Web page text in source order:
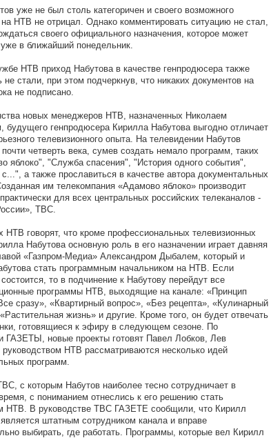
уже не был столь категоричен и своего возможного
на НТВ не отрицал. Однако комментировать ситуацию не стал,
своего официального назначения, которое может
уже в ближайший понедельник.
НТВ приход Набутова в качестве генпродюсера также
не стали, при этом подчеркнув, что никаких документов на
не подписано.
новых менеджеров НТВ, назначенных Николаем
будущего генпродюсера Кирилла Набутова выгодно отличает
телевизионного опыта. На телевидении Набутов
почти четверть века, сумев создать немало программ, таких
яблоко", "Служба спасения", "История одного события",
а также прославиться в качестве автора документальных
им телекомпания «Адамово яблоко» производит
для всех центральных российских телеканалов -
ТВС.
НТВ говорят, что кроме профессиональных телевизионных
Набутова основную роль в его назначении играет давняя
«Газпром-Медиа» Александром Дыбалем, который и
стать программным начальником на НТВ. Если
то в подчинение к Набутову перейдут все
программы НТВ, выходящие на канале: «Принцип
сразу», «Квартирный вопрос», «Без рецепта», «Кулинарный
жизнь» и другие. Кроме того, он будет отвечать
готовящиеся к эфиру в следующем сезоне. По
ГАЗЕТЫ, новые проекты готовят Павел Лобков, Лев
НТВ рассматриваются несколько идей
программ.
с которым Набутов наиболее тесно сотрудничает в
с пониманием отнеслись к его решению стать
НТВ. В руководстве ТВС ГАЗЕТЕ сообщили, что Кирилл
штатным сотрудником канала и вправе
выбирать, где работать. Программы, которые вел Кирилл